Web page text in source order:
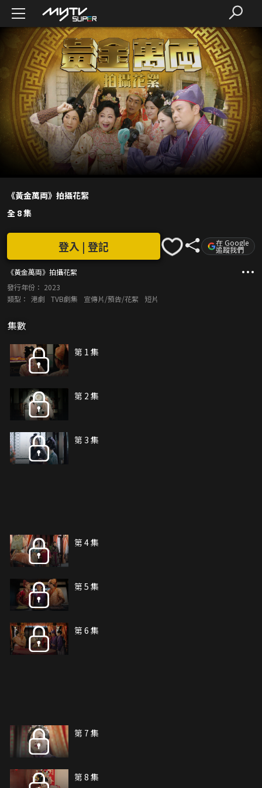
《黃金萬両》拍攝花絮
全 8 集
《黃金萬両》拍攝花絮
登入 | 登記 在 Google
追蹤我們
發行年份： 2023
類型： 港劇 TVB劇集 宣傳片/預告/花絮 短片
集數
第 1 集
第 2 集
第 3 集
第 4 集
第 5 集
第 6 集
第 7 集
第 8 集